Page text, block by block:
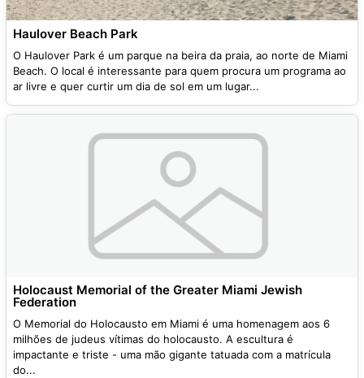
Haulover Beach Park
O Haulover Park é um parque na beira da praia, ao norte de Miami
Beach. O local é interessante para quem procura um programa ao
ar livre e quer curtir um dia de sol em um lugar...
Holocaust Memorial of the Greater Miami Jewish
Federation
O Memorial do Holocausto em Miami é uma homenagem aos 6
milhões de judeus vítimas do holocausto. A escultura é
impactante e triste - uma mão gigante tatuada com a matrícula
do...